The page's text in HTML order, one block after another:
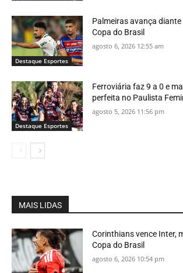
Destaque Esportes
Palmeiras avança
Copa do Brasil
agosto 6, 2026 12:55 am
Destaque Esportes
Ferroviária faz 9 a 0 e
perfeita no Paulista
agosto 5, 2026 11:56 pm
MAIS LIDAS
Corinthians vence Inter,
Copa do Brasil
agosto 6, 2026 10:54 pm